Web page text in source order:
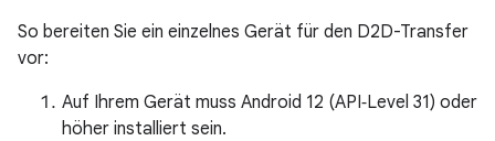
So bereiten Sie ein einzelnes Gerät für den D2D-Transfer
vor:
Auf Ihrem Gerät muss Android 12 (API‑Level 31) oder
höher installiert sein.